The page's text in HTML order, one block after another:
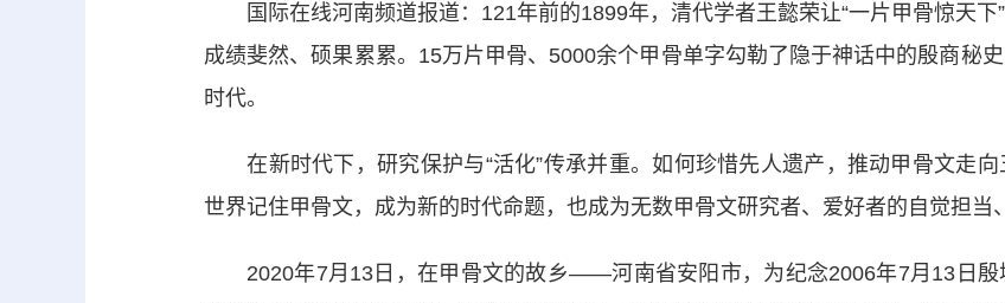
国际在线河南频道报道：121年前的1899年，清代学者王懿荣让“一片甲骨惊天下
成绩斐然、硕果累累。15万片甲骨、5000余个甲骨单字勾勒了隐于神话中的殷商秘
时代。
在新时代下，研究保护与“活化”传承并重。如何珍惜先人遗产，推动甲骨文走向
世界记住甲骨文，成为新的时代命题，也成为无数甲骨文研究者、爱好者的自觉担当
2020年7月13日，在甲骨文的故乡——河南省安阳市，为纪念2006年7月13日殷